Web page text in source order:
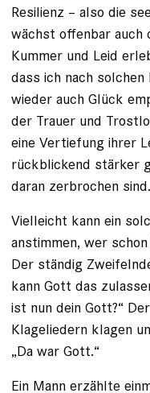
Resilienz – also die
wächst offenbar auch
Kummer und Leid
dass ich nach
wieder auch Glück
der Trauer und
eine Vertiefung ihrer
rückblickend stärker
daran zerbrochen sind.
Vielleicht kann ein
anstimmen, wer
Der ständig
kann Gott das
ist nun dein Gott?“
Klageliedern ­klagen
„Da war Gott.“
Ein Mann erzählte